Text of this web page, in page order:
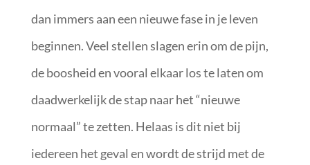
dan immers aan een nieuwe fase in je leven
beginnen. Veel stellen slagen erin om de pijn,
de boosheid en vooral elkaar los te laten om
daadwerkelijk de stap naar het “nieuwe
normaal” te zetten. Helaas is dit niet bij
iedereen het geval en wordt de strijd met de